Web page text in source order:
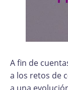
A fin de
a los retos de
a una